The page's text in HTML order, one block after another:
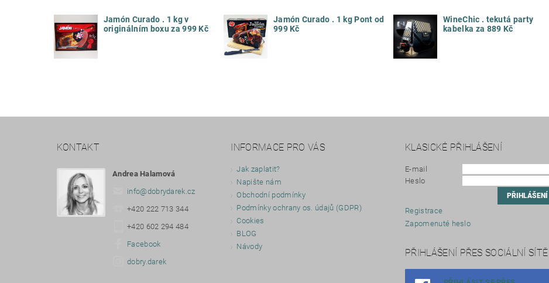
Jamón Curado . 1 kg v
originálním boxu za 999 Kč
Jamón Curado . 1 kg Pont od
999 Kč
WineChic . tekutá party
kabelka za 889 Kč
KONTAKT
Andrea Halamová
info@dobrydarek.cz
+420 222 713 344
+420 602 294 484
Facebook
dobry.darek
INFORMACE PRO VÁS
Jak zaplatit?
Napište nám
Obchodní podmínky
Podmínky ochrany os. údajů (GDPR)
Cookies
BLOG
Návody
KLASICKÉ PŘIHLÁŠENÍ
E-mail
Heslo
Registrace
Zapomenuté heslo
PŘIHLÁŠENÍ PŘES SOCIÁLNÍ SÍTĚ